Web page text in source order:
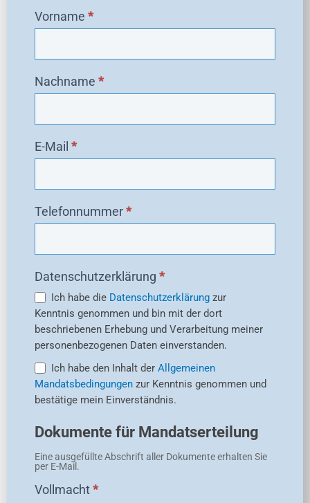
Vorname *
Nachname *
E-Mail *
Telefonnummer*
Datenschutzerklärung *
Ich habe die Datenschutzerklärung zur
Kenntnis genommen und bin mit der dort
beschriebenen Erhebung und Verarbeitung meiner
personenbezogenen Daten einverstanden.
Ich habe den Inhalt der Allgemeinen
Mandatsbedingungen
bestätige mein Einverständnis.
Dokumente für Mandatserteilung
Eine ausgefüllte Abschrift aller Dokumente erhalten Sie
per E-Mail.
Vollmacht*